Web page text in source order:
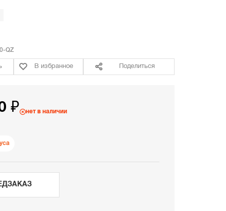
QZ
В избранное Поделиться
₽ нет в наличии